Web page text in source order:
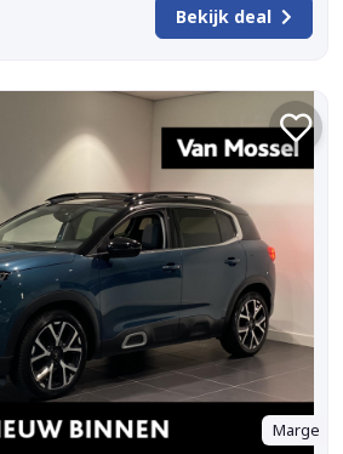
Bekijk deal
Marge